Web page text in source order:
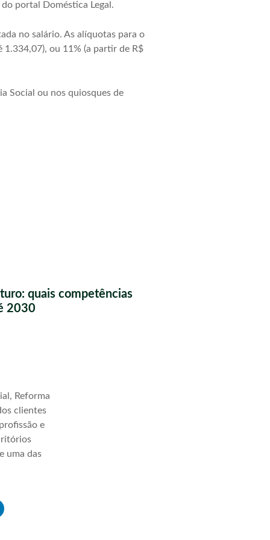
portal Doméstica Legal.
no salário. As alíquotas para o
1.334,07), ou 11% (a partir de R$
Social ou nos quiosques de
quais competências
2030
Reforma
clientes
e
uma das